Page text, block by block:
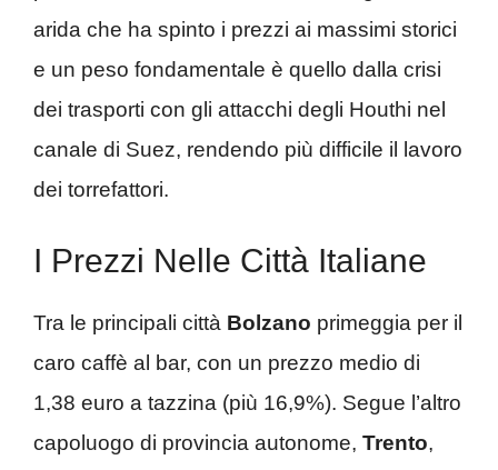
arida che ha spinto i prezzi ai massimi storici
e un peso fondamentale è quello dalla crisi
dei trasporti con gli attacchi degli Houthi nel
canale di Suez, rendendo più difficile il lavoro
dei torrefattori.
I Prezzi Nelle Città Italiane
Tra le principali città Bolzano primeggia per il
caro caffè al bar, con un prezzo medio di
1,38 euro a tazzina (più 16,9%). Segue l’altro
capoluogo di provincia autonome, Trento,